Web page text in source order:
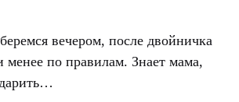
вечером, после двойничка
по правилам. Знает мама,